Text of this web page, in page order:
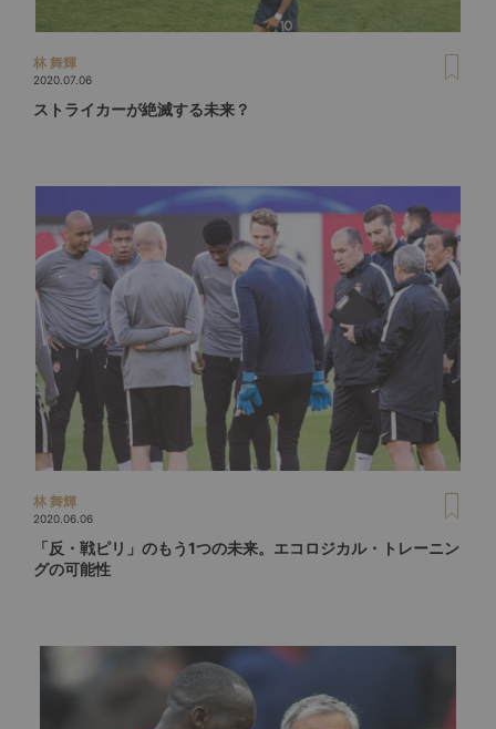
林 舞輝
2020.07.06
ストライカーが絶滅する未来？
林 舞輝
2020.06.06
「反・戦ピリ」のもう1つの未来。エコロジカル・トレーニン
グの可能性